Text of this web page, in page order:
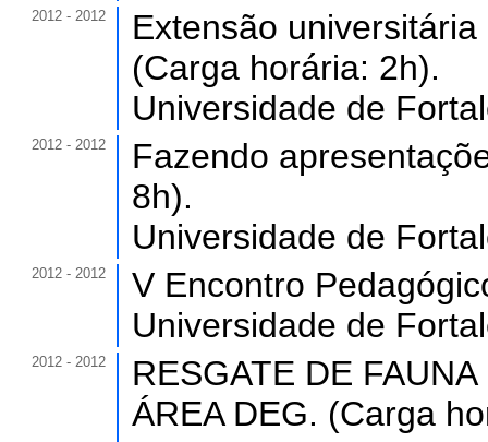
2012 - 2012
Extensão
(Carga horária: 2h).
Universidade de
2012 - 2012
Fazendo
8h).
Universidade de
2012 - 2012
V Encontro
Universidade de
2012 - 2012
RESGATE DE
ÁREA DEG. (Carga